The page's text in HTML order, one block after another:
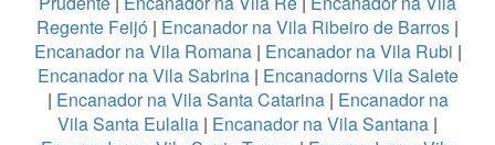
Regente Feijó | Encanador na Vila Ribeiro de Barros |
Encanador na Vila Romana| Encanador na Vila Rubi |
Encanador na Vila Sabrina| Encanadorns Vila Salete
| Encanador na Vila Santa Catarina| Encanador na
Vila Santa Eulalia | Encanador na Vila Santana |